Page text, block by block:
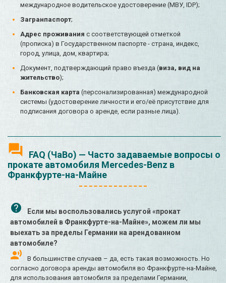
международное водительское удостоверение (МВУ, IDP);
Загранпаспорт;
Адрес проживания с соответствующей отметкой
(прописка) в Государственном паспорте - страна, индекс,
город, улица, дом, квартира;
Документ, подтверждающий право въезда (виза, вид на
жительство);
Банковская карта (персонализированная) международной
системы (удостоверение личности и его/её присутствие для
подписания договора о аренде, если разные лица).
FAQ (ЧаВо) — Часто задаваемые вопросы о
прокате автомобиля Mercedes-Benz в
Франкфурте-на-Майне
Если мы воспользовались услугой «прокат
автомобилей в Франкфурте-на-Майне», можем ли мы
выехать за пределы Германии на арендованном
автомобиле?
В большинстве случаев – да, есть такая возможность. Но
согласно договора аренды автомобиля во Франкфурте-на-Майне,
для использования автомобиля за пределами Германии,